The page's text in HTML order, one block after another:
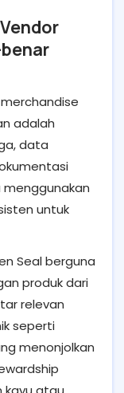
adalah
data
menggunakan
untuk
Seal berguna
produk dari
relevan
seperti
menonjolkan